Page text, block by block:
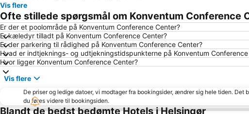
Vis flere
Ofte stillede spørgsmål om Konventum Conference
Er der et poolområde på Konventum Conference Center?
Er kæledyr tilladt på Konventum Conference Center?
Er der parkering til rådighed på Konventum Conference Center?
Hvad er indtjeknings- og udtjekningstidspunkterne på Konventum Conference
Hvor ligger Konventum Conference Center?
Vis flere
De priser og ledige datoer, vi modtager fra bookingsider, ændrer sig hele tiden.
du føres videre til bookingsiden.
Blandt de bedst bedømte Hotels i Helsingør